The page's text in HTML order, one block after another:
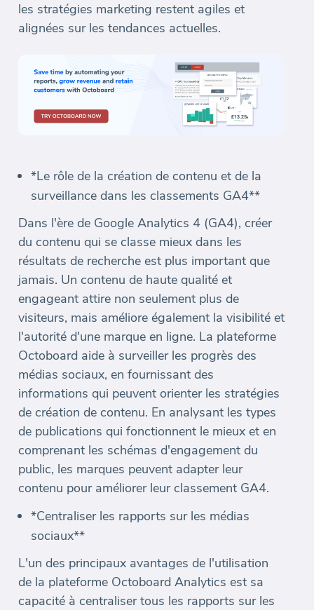
les stratégies marketing restent agiles et
alignées sur les tendances actuelles.
*Le rôle de la création de contenu et de la
surveillance dans les classements GA4**
Dans l'ère de Google Analytics 4 (GA4), créer
du contenu qui se classe mieux dans les
résultats de recherche est plus important que
jamais. Un contenu de haute qualité et
engageant attire non seulement plus de
visiteurs, mais améliore également la visibilité et
l'autorité d'une marque en ligne. La plateforme
Octoboard aide à surveiller les progrès des
médias sociaux, en fournissant des
informations qui peuvent orienter les stratégies
de création de contenu. En analysant les types
de publications qui fonctionnent le mieux et en
comprenant les schémas d'engagement du
public, les marques peuvent adapter leur
contenu pour améliorer leur classement GA4.
*Centraliser les rapports sur les médias
sociaux**
L'un des principaux avantages de l'utilisation
de la plateforme Octoboard Analytics est sa
capacité à centraliser tous les rapports sur les